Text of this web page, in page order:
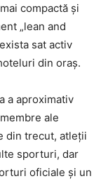
compactă și
„lean and
sat activ
din oraș.
a aproximativ
ale
din trecut, atleții
sporturi, dar
oficiale și un